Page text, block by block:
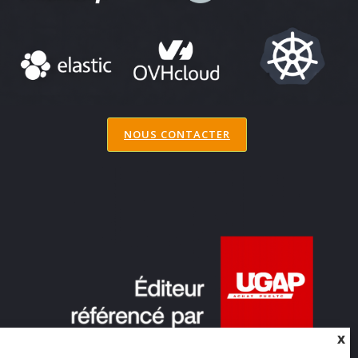
X
NOUS CONTACTER